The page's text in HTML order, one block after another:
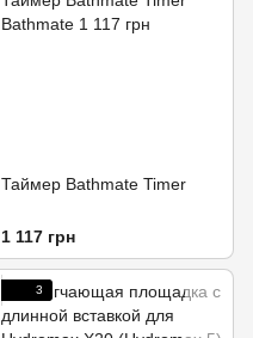
Таймер Bathmate Timer
1 117 грн
3